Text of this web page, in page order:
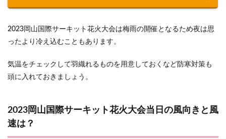
2023岡山国際サーキット花火大会は梅雨の開催となるため夜は思
ったより冷え込むこともあります。
気温をチェックして羽織れるものを用意しておくなど防寒対策も
頭に入れておきましょう。
2023岡山国際サーキット花火大会当日の風向きと風
速は？